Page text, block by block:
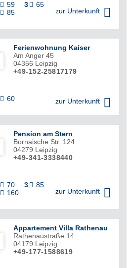
 59 3  65
 85 zur Unterkunft 
Ferienwohnung Kaiser
Am Anger 45
04356 Leipzig
+49-152-25817179
 60 zur Unterkunft 
Pension am Stern
Bornaische Str. 124
04279 Leipzig
+49-341-3338440
 70 3  85
 160 zur Unterkunft 
Appartement Villa Rathenau
Rathenaustraße 14
04179 Leipzig
+49-177-1588619